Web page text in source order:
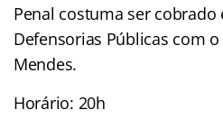
Penal costuma ser
Defensorias Públicas com
Mendes.
Horário: 20h